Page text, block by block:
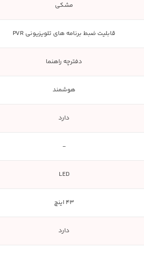
مشکی
قابلیت ضبط برنامه های تلویزیونی PVR
دفترچه راهنما
هوشمند
دارد
-
LED
43 اینچ
دارد